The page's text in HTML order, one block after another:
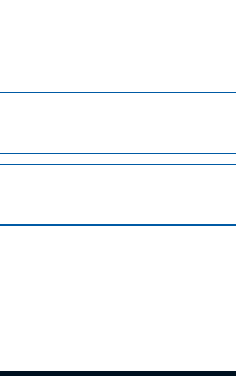
Morgan Stanley